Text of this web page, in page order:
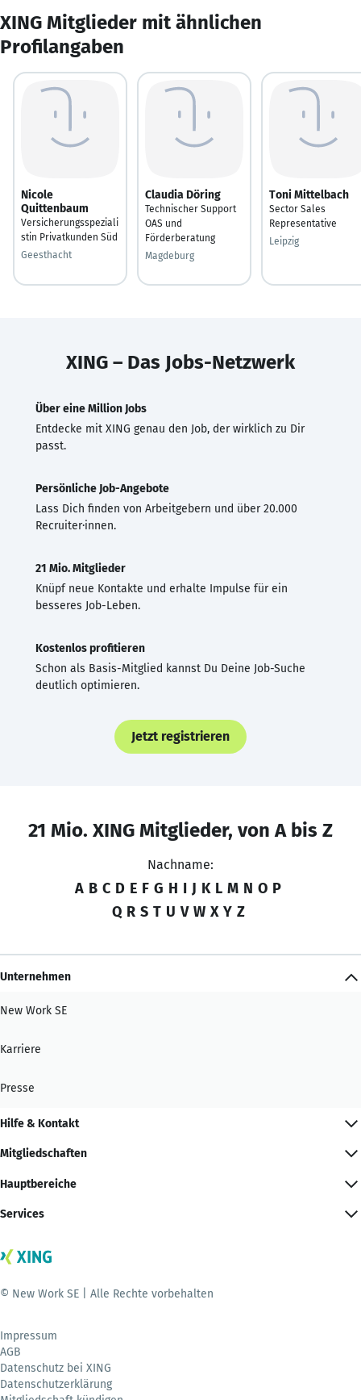
XING Mitglieder mit ähnlichen
Profilangaben
Nicole
Quittenbaum
Versicherungsspeziali
stin Privatkunden Süd
Geesthacht
Claudia Döring
Technischer Support
OAS und
Förderberatung
Magdeburg
Toni Mittelbach
Sector Sales
Representative
Leipzig
XING – Das Jobs-Netzwerk
Über eine Million Jobs
Entdecke mit XING genau den Job, der wirklich zu Dir
passt.
Persönliche Job-Angebote
Lass Dich finden von Arbeitgebern und über 20.000
Recruiter·innen.
21 Mio. Mitglieder
Knüpf neue Kontakte und erhalte Impulse für ein
besseres Job-Leben.
Kostenlos profitieren
Schon als Basis-Mitglied kannst Du Deine Job-Suche
deutlich optimieren.
Jetzt registrieren
21 Mio. XING Mitglieder, von A bis Z
Nachname:
A B C D E F G H I J K L M N O P
Q R S T U V W X Y Z
Unternehmen
New Work SE
Karriere
Presse
Hilfe & Kontakt
Mitgliedschaften
Hauptbereiche
Services
© New Work SE | Alle Rechte vorbehalten
Impressum
AGB
Datenschutz bei XING
Datenschutzerklärung